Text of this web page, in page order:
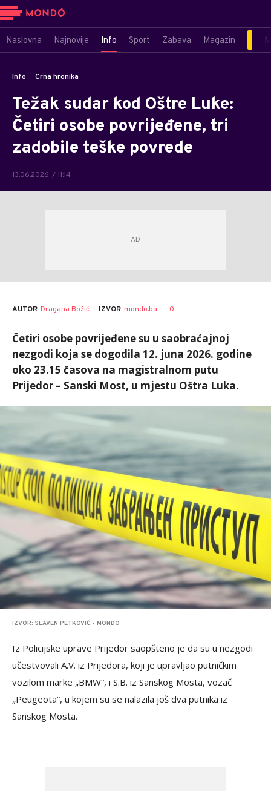
Naslovna Najnovije Info Sport Zabava Magazin
Info Crna hronika
Težak sudar kod Oštre Luke:
Četiri osobe povrijeđene, tri
zadobile teške povrede
13.06.2026. / 11:14
AUTOR Dragana Božić IZVOR mondo.ba 0
Četiri osobe povrijeđene su u saobraćajnoj
nezgodi koja se dogodila 12. juna 2026. godine
oko 23.15 časova na magistralnom putu
Prijedor – Sanski Most, u mjestu Oštra Luka.
IZVOR: SLAVEN PETKOVIĆ - MONDO
Iz Policijske uprave Prijedor saopšteno je da su u nezgodi
učestvovali A.V. iz Prijedora, koji je upravljao putničkim
vozilom marke „BMW“, i S.B. iz Sanskog Mosta, vozač
„Peugeota“, u kojem su se nalazila još dva putnika iz
Sanskog Mosta.